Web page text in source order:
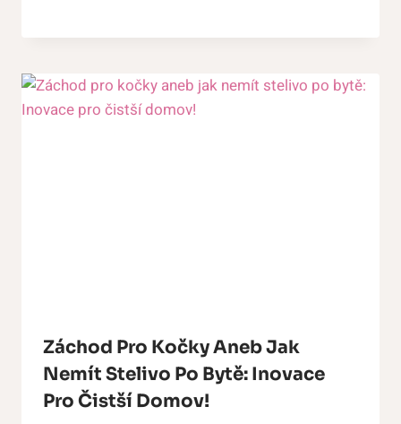
Záchod Pro Kočky Aneb Jak
Nemít Stelivo Po Bytě: Inovace
Pro Čistší Domov!